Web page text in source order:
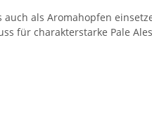
als Aromahopfen
für charakterstarke Pale